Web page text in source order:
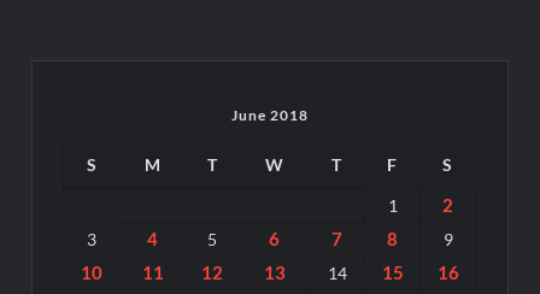
June 2018
S M T W T F
S
1
2
3 4 5 6 7 8 9
10 11 12 13 14 15
16